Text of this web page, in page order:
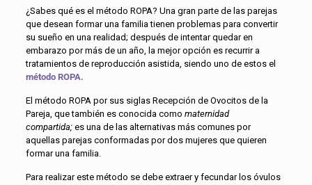
¿Sabes qué es el método ROPA? Una gran parte de las parejas
que desean formar una familia tienen problemas para convertir
su sueño en una realidad; después de intentar quedar en
embarazo por más de un año, la mejor opción es recurrir a
tratamientos de reproducción asistida, siendo uno de estos el
método ROPA.
El método ROPA por sus siglas Recepción de Ovocitos de la
Pareja, que también es conocida como maternidad
compartida;es una de las alternativas más comunes por
aquellas parejas conformadas por dos mujeres que quieren
formar una familia.
Para realizar este método se debe extraer y fecundar los óvulos